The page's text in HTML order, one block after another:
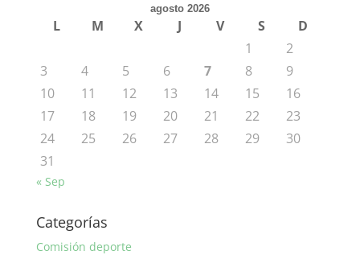
agosto 2026
L M X J V S
D
1
2
3
4 5 6 7 8
9
10
11 12 13 14 15
16
17
18 19 20 21 22
23
24
25 26 27 28 29
30
31
« Sep
Categorías
Comisión deporte